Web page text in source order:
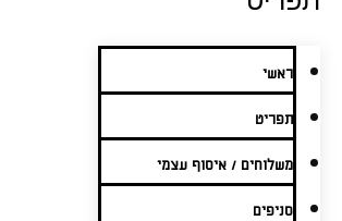
ראשי
תפריט
משלוחים / איסוף עצמי
סניפים